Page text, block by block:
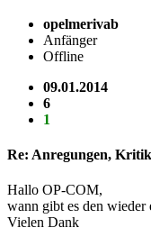
opelmerivab
Anfänger
Offline
09.01.2014
6
1
Re: Anregungen,
Hallo OP-COM,
wann gibt es den
Vielen Dank